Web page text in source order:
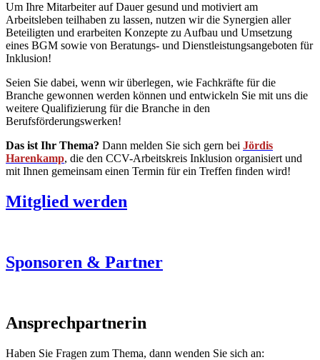
Um Ihre Mitarbeiter auf Dauer gesund und motiviert am
Arbeitsleben teilhaben zu lassen, nutzen wir die Synergien aller
Beteiligten und erarbeiten Konzepte zu Aufbau und Umsetzung
eines BGM sowie von Beratungs- und Dienstleistungsangeboten für
Inklusion!
Seien Sie dabei, wenn wir überlegen, wie Fachkräfte für die
Branche gewonnen werden können und entwickeln Sie mit uns die
weitere Qualifizierung für die Branche in den
Berufsförderungswerken!
Das ist Ihr Thema? Dann melden Sie sich gern bei Jördis
Harenkamp, die den CCV-Arbeitskreis Inklusion organisiert und
mit Ihnen gemeinsam einen Termin für ein Treffen finden wird!
Mitglied werden
Sponsoren & Partner
Ansprechpartnerin
Haben Sie Fragen zum Thema, dann wenden Sie sich an: